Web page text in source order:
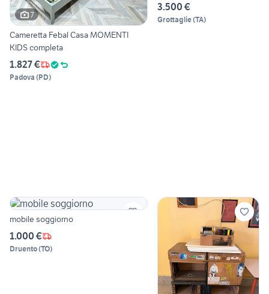
7
Cameretta Febal Casa MOMENTI
KIDS completa
1.827 €
Padova (PD)
3.500 €
Grottaglie(TA)
mobile soggiorno
1.000 €
Druento(TO)